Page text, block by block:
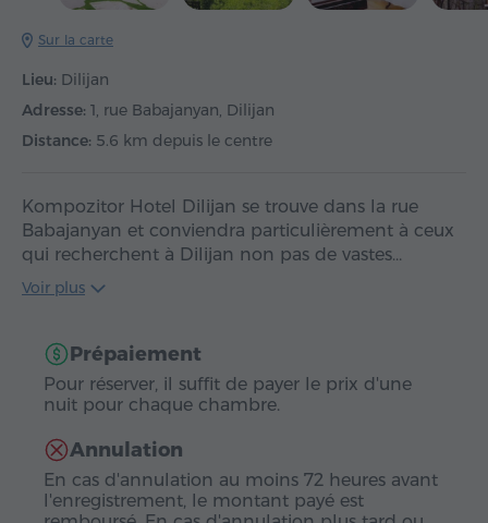
Sur la carte
Lieu: Dilijan
Adresse: 1, rue Babajanyan, Dilijan
Distance: 5.6 km depuis le centre
Kompozitor Hotel Dilijan se trouve dans la rue
Babajanyan et conviendra particulièrement à ceux
qui recherchent à Dilijan non pas de vastes…
Voir plus
Prépaiement
Pour réserver, il suffit de payer le prix d'une
nuit pour chaque chambre.
Annulation
En cas d'annulation au moins 72 heures avant
l'enregistrement, le montant payé est